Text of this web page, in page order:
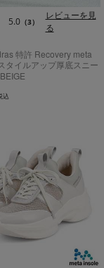
5.0（3）
レビューを見
る
特許 Recovery meta
イルアップ厚底スニー
込